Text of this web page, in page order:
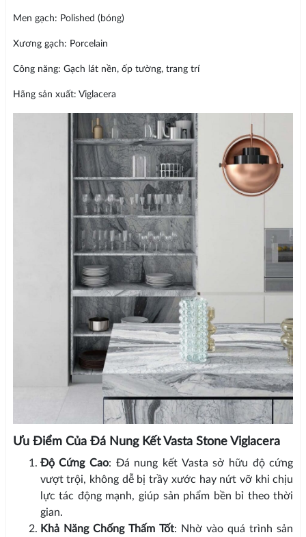
Men gạch: Polished (bóng)
Xương gạch: Porcelain
Công năng: Gạch lát nền, ốp tường, trang trí
Hãng sản xuất: Viglacera
Ưu Điểm Của Đá Nung Kết Vasta Stone Viglacera
Độ Cứng Cao: Đá nung kết Vasta sở hữu độ cứng
vượt trội, không dễ bị trầy xước hay nứt vỡ khi chịu
lực tác động mạnh, giúp sản phẩm bền bỉ theo thời
gian.
Khả Năng Chống Thấm Tốt: Nhờ vào quá trình sản